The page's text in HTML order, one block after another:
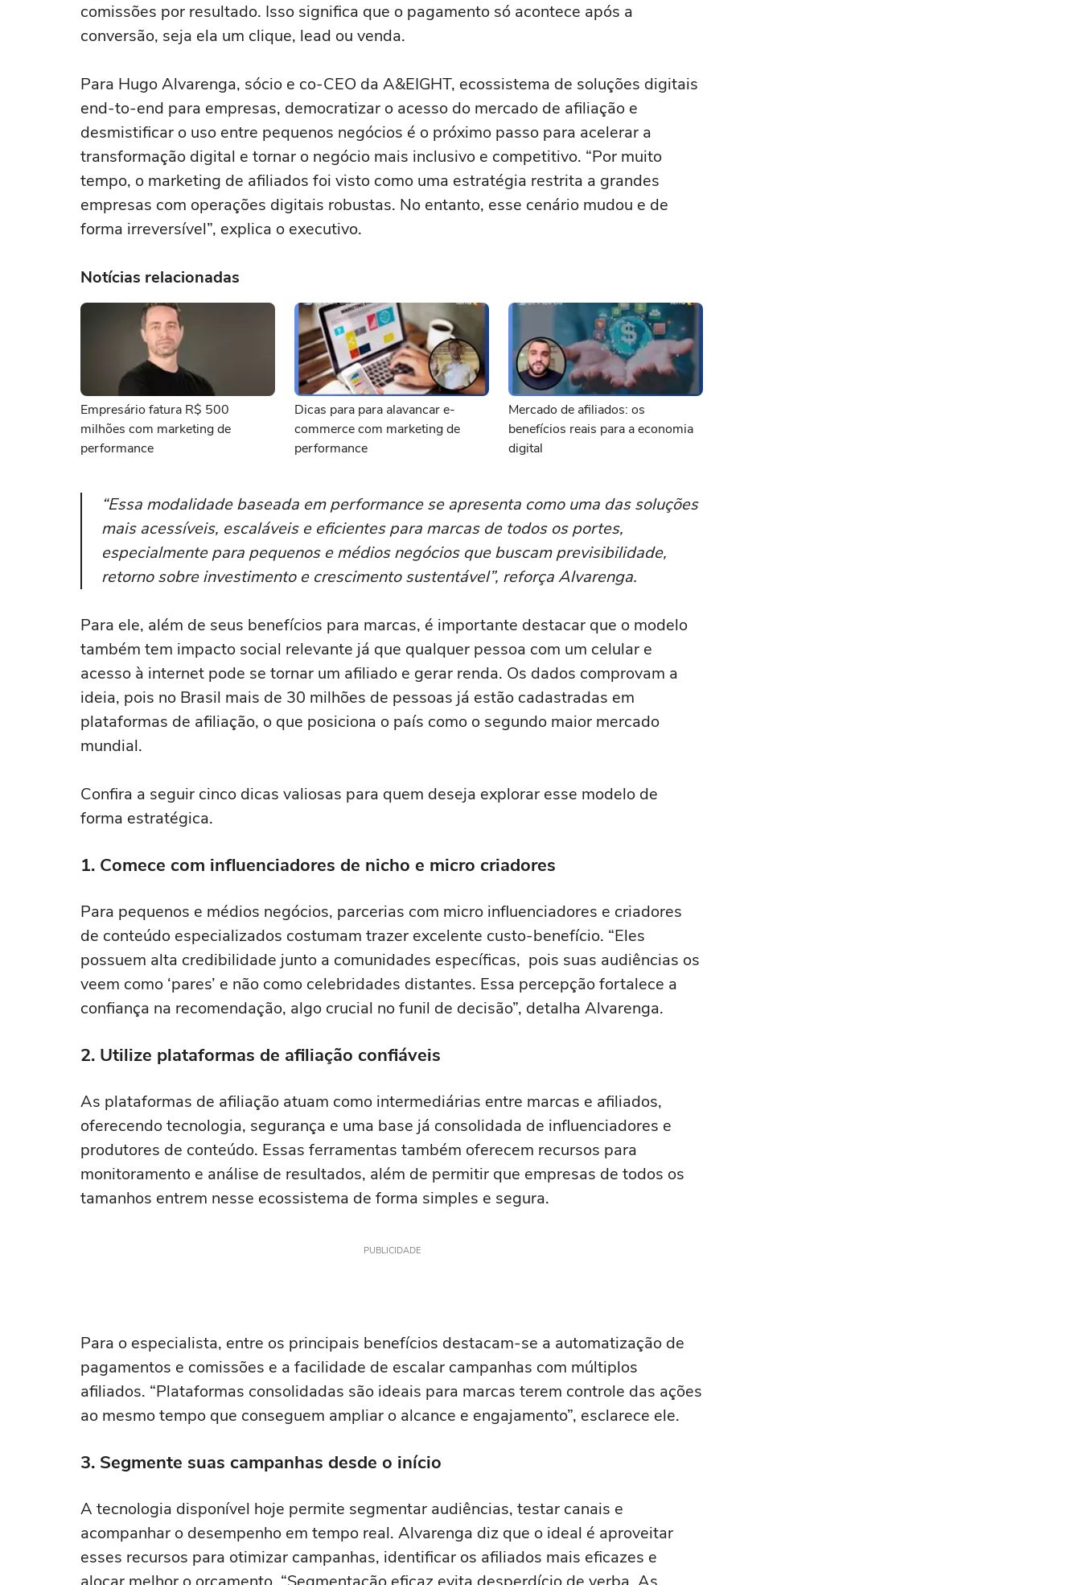
comissões por resultado. Isso significa que o pagamento só acontece após a
conversão, seja ela um clique, lead ou venda.
Para Hugo Alvarenga, sócio e co-CEO da A&EIGHT, ecossistema de soluções digitais
end-to-end para empresas, democratizar o acesso do mercado de afiliação e
desmistificar o uso entre pequenos negócios é o próximo passo para acelerar a
transformação digital e tornar o negócio mais inclusivo e competitivo. “Por muito
tempo, o marketing de afiliados foi visto como uma estratégia restrita a grandes
empresas com operações digitais robustas. No entanto, esse cenário mudou e de
forma irreversível”, explica o executivo.
Notícias relacionadas
Empresário fatura R$ 500
milhões com marketing de
performance
Dicas para para alavancar e-
commerce com marketing de
performance
Mercado de afiliados: os
benefícios reais para a economia
digital
“Essa modalidade baseada em performance se apresenta como uma das soluções
mais acessíveis, escaláveis e eficientes para marcas de todos os portes,
especialmente para pequenos e médios negócios que buscam previsibilidade,
retorno sobre investimento e crescimento sustentável”, reforça Alvarenga.
Para ele, além de seus benefícios para marcas, é importante destacar que o modelo
também tem impacto social relevante já que qualquer pessoa com um celular e
acesso à internet pode se tornar um afiliado e gerar renda. Os dados comprovam a
ideia, pois no Brasil mais de 30 milhões de pessoas já estão cadastradas em
plataformas de afiliação, o que posiciona o país como o segundo maior mercado
mundial.
Confira a seguir cinco dicas valiosas para quem deseja explorar esse modelo de
forma estratégica.
1. Comece com influenciadores de nicho e micro criadores
Para pequenos e médios negócios, parcerias com micro influenciadores e criadores
de conteúdo especializados costumam trazer excelente custo-benefício. “Eles
possuem alta credibilidade junto a comunidades específicas, pois suas audiências os
veem como ‘pares’ e não como celebridades distantes. Essa percepção fortalece a
confiança na recomendação, algo crucial no funil de decisão”, detalha Alvarenga.
2. Utilize plataformas de afiliação confiáveis
As plataformas de afiliação atuam como intermediárias entre marcas e afiliados,
oferecendo tecnologia, segurança e uma base já consolidada de influenciadores e
produtores de conteúdo. Essas ferramentas também oferecem recursos para
monitoramento e análise de resultados, além de permitir que empresas de todos os
tamanhos entrem nesse ecossistema de forma simples e segura.
PUBLICIDADE
Para o especialista, entre os principais benefícios destacam-se a automatização de
pagamentos e comissões e a facilidade de escalar campanhas com múltiplos
afiliados. “Plataformas consolidadas são ideais para marcas terem controle das ações
ao mesmo tempo que conseguem ampliar o alcance e engajamento”, esclarece ele.
3. Segmente suas campanhas desde o início
A tecnologia disponível hoje permite segmentar audiências, testar canais e
acompanhar o desempenho em tempo real. Alvarenga diz que o ideal é aproveitar
esses recursos para otimizar campanhas, identificar os afiliados mais eficazes e